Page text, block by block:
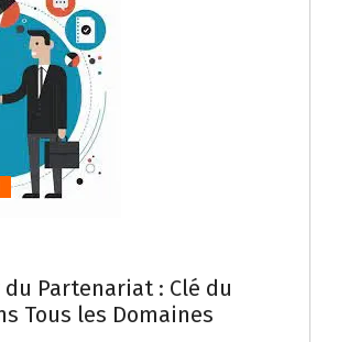
du Partenariat : Clé du
Tous les Domaines